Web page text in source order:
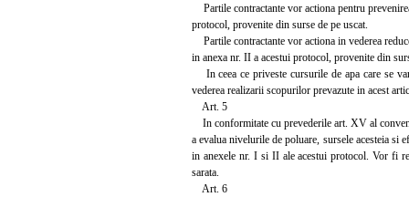
Partile contractante vor actiona pentru
protocol, provenite din surse de pe uscat.
Partile contractante vor actiona in vederea
in anexa nr. II a acestui protocol, provenite din
In ceea ce priveste cursurile de apa care se
vederea realizarii scopurilor prevazute in acest
Art. 5
In conformitate cu prevederile art. XV al
a evalua nivelurile de poluare, sursele acesteia si
in anexele nr. I si II ale acestui protocol. Vor fi
sarata.
Art. 6